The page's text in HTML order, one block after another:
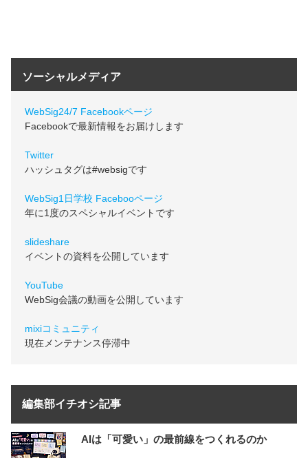
ソーシャルメディア
WebSig24/7 Facebookページ
Facebookで最新情報をお届けします
Twitter
ハッシュタグは#websigです
WebSig1日学校 Facebooページ
年に1度のスペシャルイベントです
slideshare
イベントの資料を公開しています
YouTube
WebSig会議の動画を公開しています
mixiコミュニティ
現在メンテナンス停滞中
編集部イチオシ記事
AIは「可愛い」の最前線をつくれるのか